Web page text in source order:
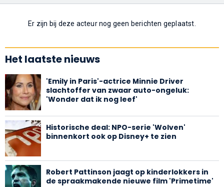
Er zijn bij deze acteur nog geen berichten geplaatst.
Het laatste nieuws
'Emily in Paris'-actrice Minnie Driver
slachtoffer van zwaar auto-ongeluk:
'Wonder dat ik nog leef'
Historische deal: NPO-serie 'Wolven'
binnenkort ook op Disney+ te zien
Robert Pattinson jaagt op kinderlokkers in
de spraakmakende nieuwe film 'Primetime'